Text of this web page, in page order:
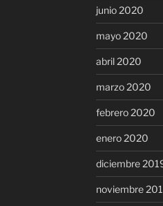
junio 2020
mayo 2020
abril 2020
marzo 2020
febrero 2020
enero 2020
diciembre
noviembre